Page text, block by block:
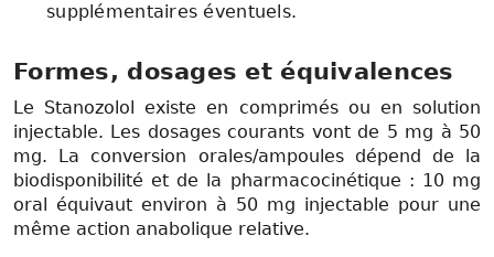
supplémentaires éventuels.
Formes, dosages et équivalences
Le Stanozolol existe en comprimés ou en solution
injectable. Les dosages courants vont de 5 mg à 50
mg. La conversion orales/ampoules dépend de la
biodisponibilité et de la pharmacocinétique : 10 mg
oral équivaut environ à 50 mg injectable pour une
même action anabolique relative.